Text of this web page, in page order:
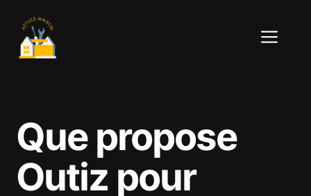
contenu
Que propose
Outiz pour